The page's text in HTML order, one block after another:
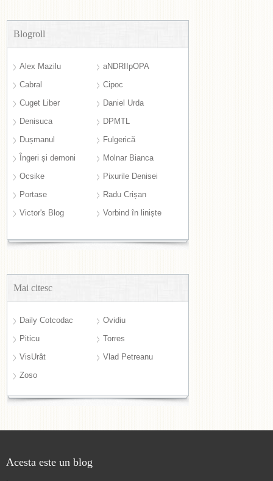
Blogroll
Alex Mazilu
aNDRIIpOPA
Cabral
Cipoc
Cuget Liber
Daniel Urda
Denisuca
DPMTL
Dușmanul
Fulgerică
Îngeri și demoni
Molnar Bianca
Ocsike
Pixurile Denisei
Portase
Radu Crișan
Victor's Blog
Vorbind în liniște
Mai citesc
Daily Cotcodac
Ovidiu
Piticu
Torres
VisUrât
Vlad Petreanu
Zoso
Acesta este un blog